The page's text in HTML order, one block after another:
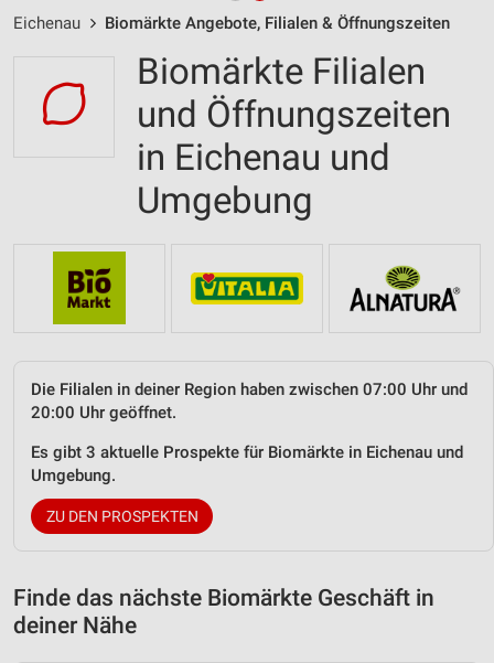
Eichenau Biomärkte Angebote, Filialen & Öffnungszeiten
Biomärkte Filialen
und Öffnungszeiten
in Eichenau und
Umgebung
Die Filialen in deiner Region haben zwischen 07:00 Uhr und
20:00 Uhr geöffnet.
Es gibt 3 aktuelle Prospekte für Biomärkte in Eichenau und
Umgebung.
ZU DEN PROSPEKTEN
Finde das nächste Biomärkte Geschäft in
deiner Nähe